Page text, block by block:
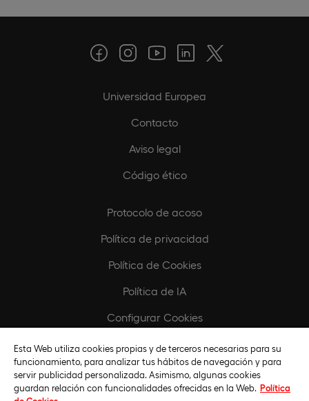
Universidad Europea
Contacto
Aviso legal
Código ético
Protocolo de acoso
Política de privacidad
Política de Cookies
Política de IA
Configurar Cookies
Europeamedia
Fundación Universidad Europea
Esta Web utiliza cookies propias y de terceros necesarias para su
funcionamiento, para analizar tus hábitos de navegación y para
servir publicidad personalizada. Asimismo, algunas cookies
guardan relación con funcionalidades ofrecidas en la Web. Política